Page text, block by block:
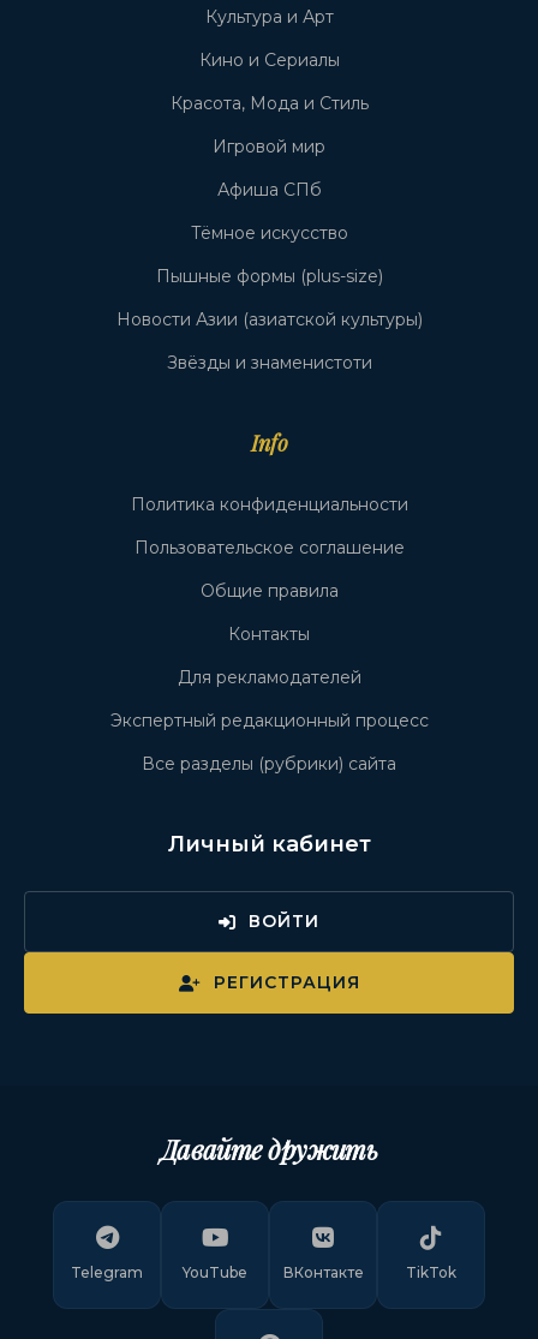
Культура и Арт
Кино и Сериалы
Красота, Мода и Стиль
Игровой мир
Афиша СПб
Тёмное искусство
Пышные формы (plus-size)
Новости Азии (азиатской культуры)
Звёзды и знаменистоти
Info
Политика конфиденциальности
Пользовательское соглашение
Общие правила
Контакты
Для рекламодателей
Экспертный редакционный процесс
Все разделы (рубрики) сайта
Личный кабинет
ВОЙТИ
РЕГИСТРАЦИЯ
Давайте дружить
Telegram YouTube ВКонтакте TikTok